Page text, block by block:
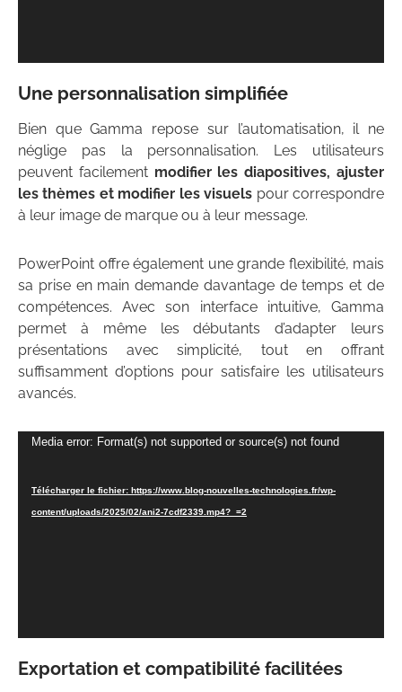
Une personnalisation simplifiée
Bien que Gamma repose sur l’automatisation, il ne
néglige pas la personnalisation. Les utilisateurs
peuvent facilement modifier les diapositives, ajuster
les thèmes et modifier les visuels pour correspondre
à leur image de marque ou à leur message.
PowerPoint offre également une grande flexibilité, mais
sa prise en main demande davantage de temps et de
compétences. Avec son interface intuitive, Gamma
permet à même les débutants d’adapter leurs
présentations avec simplicité, tout en offrant
suffisamment d’options pour satisfaire les utilisateurs
avancés.
Lecteur
Media error: Format(s) not supported or source(s) not found
Télécharger le fichier: https://www.blog-nouvelles-technologies.fr/wp-
content/uploads/2025/02/ani2-7cdf2339.mp4?_=2
Exportation et compatibilité facilitées